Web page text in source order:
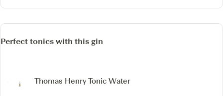
Perfect tonics with this gin
Thomas Henry Tonic Water